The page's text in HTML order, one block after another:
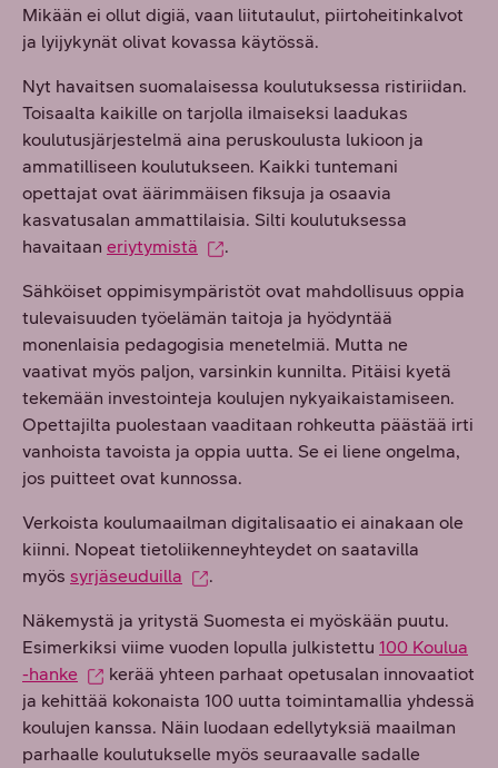
Mikään ei ollut digiä, vaan liitutaulut, piirtoheitinkalvot
ja lyijykynät olivat kovassa käytössä.
Nyt havaitsen suomalaisessa koulutuksessa ristiriidan.
Toisaalta kaikille on tarjolla ilmaiseksi laadukas
koulutusjärjestelmä aina peruskoulusta lukioon ja
ammatilliseen koulutukseen. Kaikki tuntemani
opettajat ovat äärimmäisen fiksuja ja osaavia
kasvatusalan ammattilaisia. Silti koulutuksessa
havaitaan eriytymistä .
Sähköiset oppimisympäristöt ovat mahdollisuus oppia
tulevaisuuden työelämän taitoja ja hyödyntää
monenlaisia pedagogisia menetelmiä. Mutta ne
vaativat myös paljon, varsinkin kunnilta. Pitäisi kyetä
tekemään investointeja koulujen nykyaikaistamiseen.
Opettajilta puolestaan vaaditaan rohkeutta päästää irti
vanhoista tavoista ja oppia uutta. Se ei liene ongelma,
jos puitteet ovat kunnossa.
Verkoista koulumaailman digitalisaatio ei ainakaan ole
kiinni. Nopeat tietoliikenneyhteydet on saatavilla
myös syrjäseuduilla .
Näkemystä ja yritystä Suomesta ei myöskään puutu.
Esimerkiksi viime vuoden lopulla julkistettu 100 Koulua
-hanke
kerää yhteen parhaat opetusalan innovaatiot
ja kehittää kokonaista 100 uutta toimintamallia yhdessä
koulujen kanssa. Näin luodaan edellytyksiä maailman
parhaalle koulutukselle myös seuraavalle sadalle